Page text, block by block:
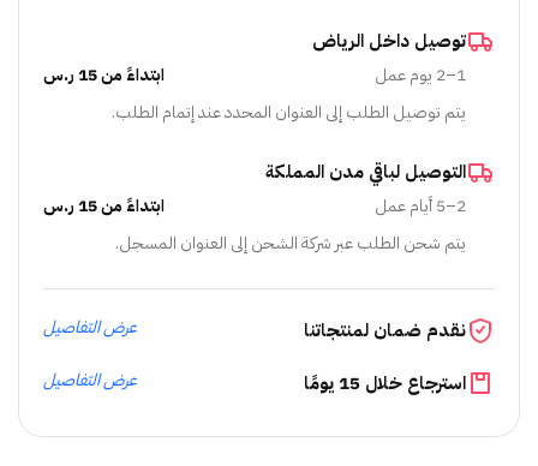
توصيل داخل الرياض
1–2 يوم عمل
ابتداءً من 15 ر.س
يتم توصيل الطلب إلى العنوان المحدد عند إتمام الطلب.
التوصيل لباقي مدن المملكة
2–5 أيام عمل
ابتداءً من 15 ر.س
يتم شحن الطلب عبر شركة الشحن إلى العنوان المسجل.
نقدم ضمان لمنتجاتنا عرض التفاصيل
استرجاع خلال 15 يومًا عرض التفاصيل